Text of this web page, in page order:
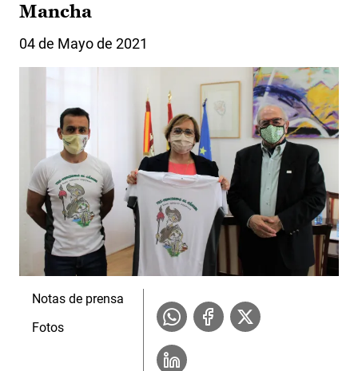
Mancha
04 de Mayo de 2021
Notas de prensa
Fotos